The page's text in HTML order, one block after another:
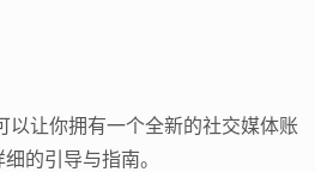
让你拥有一个全新的社交媒体账
的引导与指南。